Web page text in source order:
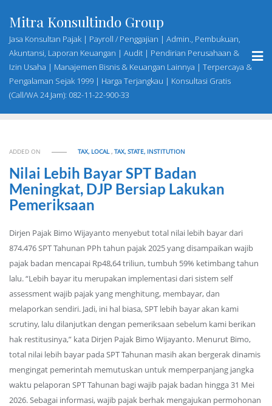
content
Mitra Konsultindo Group
Jasa Konsultan Pajak | Payroll / Penggajian | Admin., Pembukuan,
Akuntansi, Laporan Keuangan | Audit | Pendirian Perusahaan &
Izin Usaha | Manajemen Bisnis & Keuangan Lainnya | Terpercaya &
Pengalaman Sejak 1999 | Harga Terjangkau | Konsultasi Gratis
(Call/WA 24 Jam): 082-11-22-900-33
ADDED ON TAX, LOCAL,TAX, STATE, INSTITUTION
Nilai Lebih Bayar SPT Badan
Meningkat, DJP Bersiap Lakukan
Pemeriksaan
Dirjen Pajak Bimo Wijayanto menyebut total nilai lebih bayar dari
874.476 SPT Tahunan PPh tahun pajak 2025 yang disampaikan wajib
pajak badan mencapai Rp48,64 triliun, tumbuh 59% ketimbang tahun
lalu. “Lebih bayar itu merupakan implementasi dari sistem self
assessment wajib pajak yang menghitung, membayar, dan
melaporkan sendiri. Jadi, ini hal biasa, SPT lebih bayar akan kami
scrutiny, lalu dilanjutkan dengan pemeriksaan sebelum kami berikan
hak restitusinya,” kata Dirjen Pajak Bimo Wijayanto. Menurut Bimo,
total nilai lebih bayar pada SPT Tahunan masih akan bergerak dinamis
mengingat pemerintah memutuskan untuk memperpanjang jangka
waktu pelaporan SPT Tahunan bagi wajib pajak badan hingga 31 Mei
2026. Sebagai informasi, wajib pajak berhak mengajukan permohonan